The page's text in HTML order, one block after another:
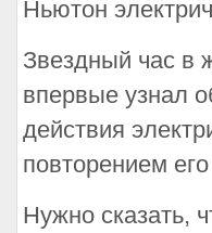
Ньютон
Звездный час в
впервые узнал
действия
повторением
Нужно сказать,